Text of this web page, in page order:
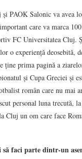
PAOK Salonic va avea
care va marca
FC Universitatea Cluj.
o experiență deosebită,
ține prima pagină a
și Cupa Greciei și
român care nu mai
personal luna trecută,
Cluj un om care face
să faci parte dintr-un